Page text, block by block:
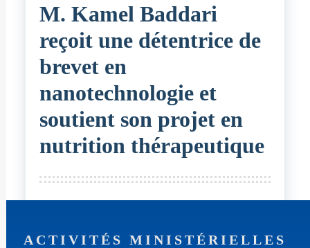
M. Kamel Baddari
reçoit une détentrice de
brevet en
nanotechnologie et
soutient son projet en
nutrition thérapeutique
ACTIVITÉS MINISTÉRIELLES